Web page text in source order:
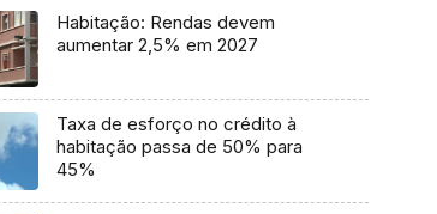
Habitação: Rendas devem
aumentar 2,5% em 2027
Taxa de esforço no crédito à
habitação passa de 50% para
45%